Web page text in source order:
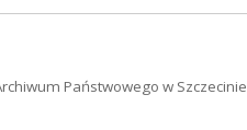
Państwowego w Szczecinie